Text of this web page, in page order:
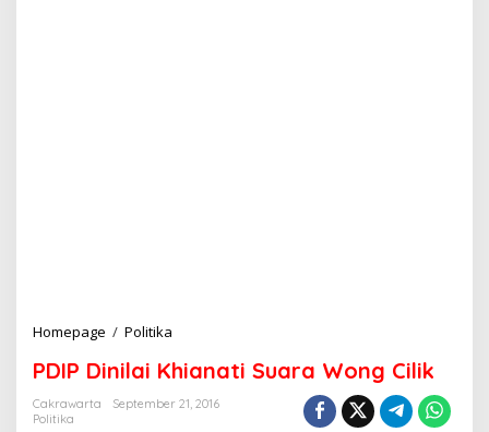
Homepage / Politika
I
D
PDIP Dinilai Khianati Suara Wong Cilik
Cakrawarta
September 21, 2016
Politika